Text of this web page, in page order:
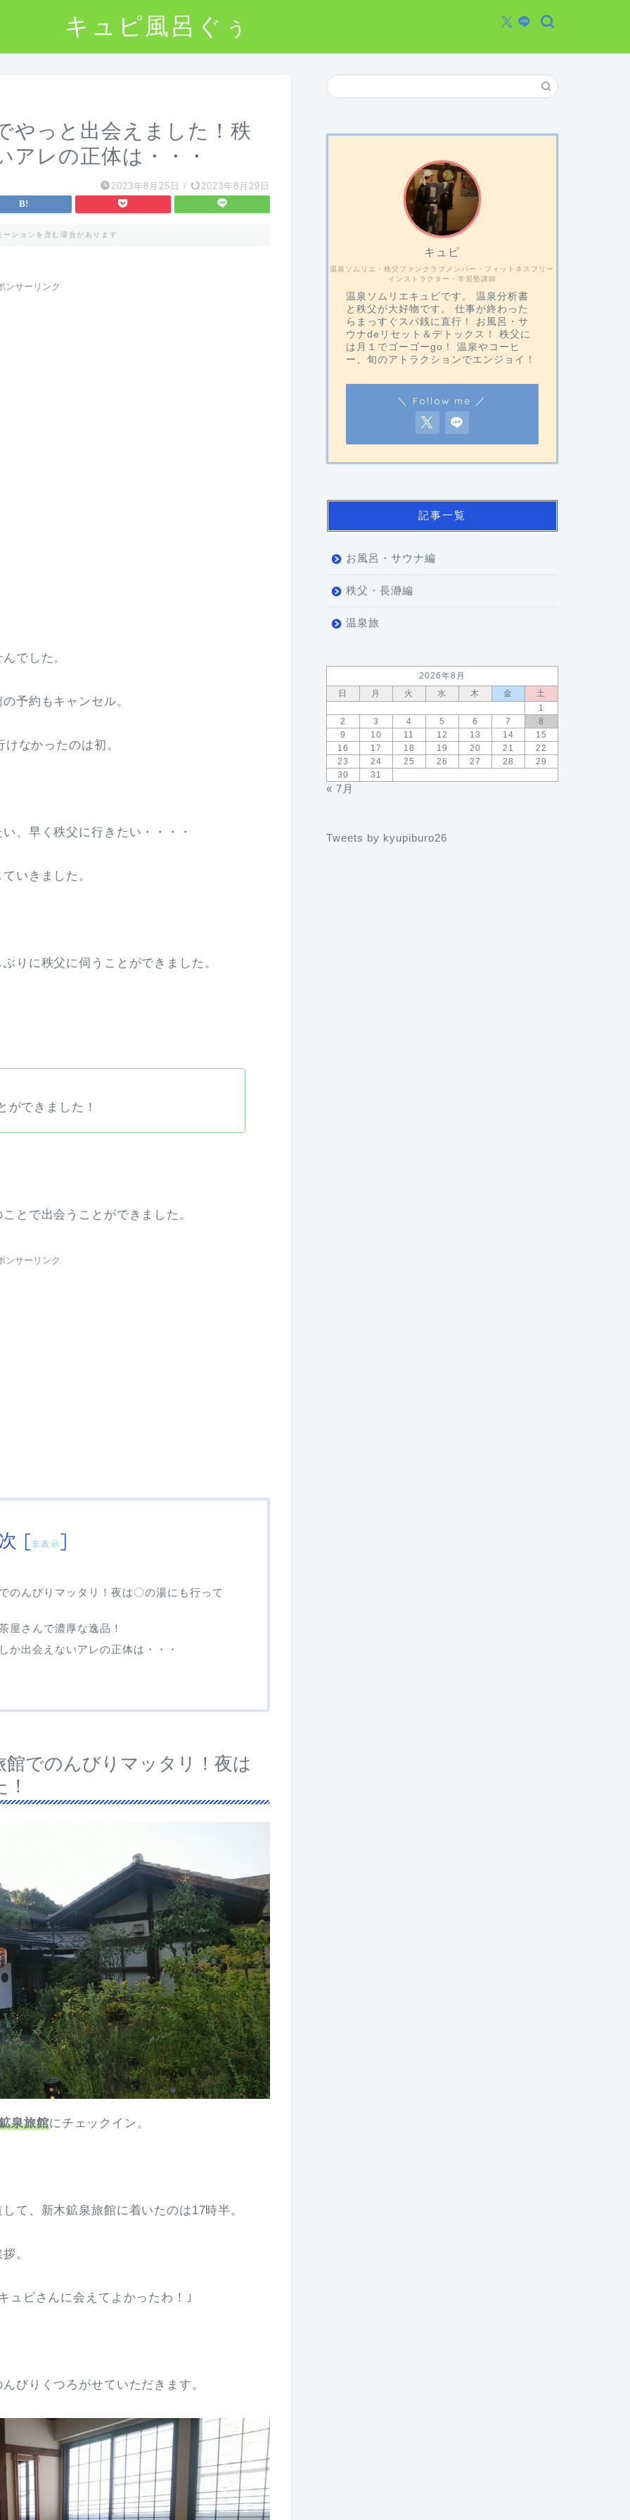
キュピ風呂ぐぅ
やっと出会えました！秩
アレの正体は・・・
2023年8月25日 / 2023年8月29日
ーションを含む場合があります
ンサーリンク
でした。
予約もキャンセル。
なかったのは初。
、早く秩父に行きたい・・・・
いきました。
りに秩父に伺うことができました。
ができました！
とで出会うことができました。
ンサーリンク
[非表示]
のんびりマッタリ！夜は〇の湯にも行って
屋さんで濃厚な逸品！
か出会えないアレの正体は・・・
でのんびりマッタリ！夜は
泉旅館にチェックイン。
て、新木鉱泉旅館に着いたのは17時半。
。
ュピさんに会えてよかったわ！｣
びりくつろがせていただきます。
温泉ソムリエ・秩父ファンクラブメンバー・フィットネスフリー
インストラクター・学習塾講師
キュピ
温泉ソムリエキュピです。 温泉分析書
と秩父が大好物です。 仕事が終わった
らまっすぐスパ銭に直行！ お風呂・サ
ウナdeリセット＆デトックス！ 秩父に
は月１でゴーゴーgo！ 温泉やコーヒ
ー、旬のアトラクションでエンジョイ！
＼ Follow me ／
記事一覧
お風呂・サウナ編
秩父・長瀞編
温泉旅
2026年8月
日
月 火 水 木 金
土
1
2
3 4 5 6 7
8
9
10 11 12 13 14
15
16
17 18 19 20 21
22
23
24 25 26 27 28
29
30
31
« 7月
Tweets by kyupiburo26